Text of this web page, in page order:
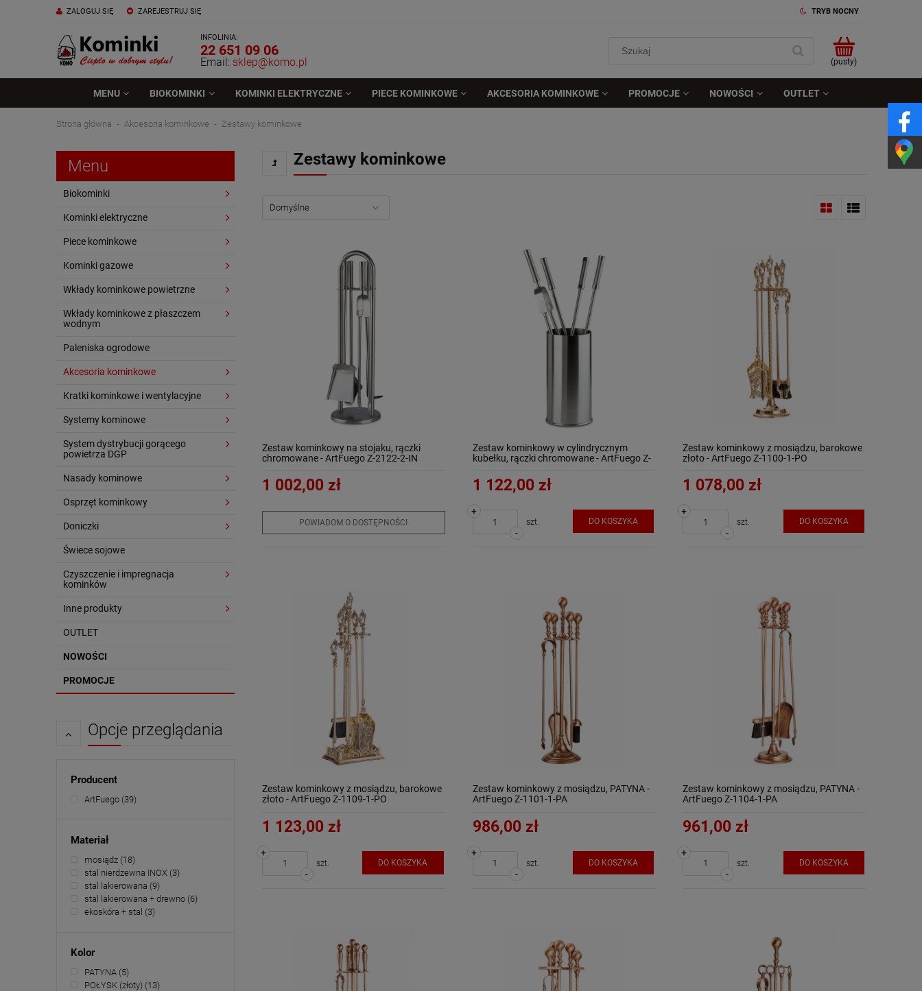
ZAREJESTRUJ SIĘ
ZALOGUJ SIĘ TRYB NOCNY
INFOLINIA:
22 651 09 06
Email: sklep@komo.pl (pusty)
MENU BIOKOMINKI KOMINKI ELEKTRYCZNE PIECE KOMINKOWE AKCESORIA KOMINKOWE PROMOCJE NOWOŚCI OUTLET
Strona główna Akcesoria kominkowe Zestawy kominkowe
Menu
Biokominki
Kominki elektryczne
Piece kominkowe
Kominki gazowe
Wkłady kominkowe powietrzne
Wkłady kominkowe z płaszczem
wodnym
Paleniska ogrodowe
Akcesoria kominkowe
Kratki kominkowe i wentylacyjne
Systemy kominowe
System dystrybucji gorącego
powietrza DGP
Nasady kominowe
Osprzęt kominkowy
Doniczki
Świece sojowe
Czyszczenie i impregnacja
kominków
Inne produkty
OUTLET
NOWOŚCI
PROMOCJE
Opcje przeglądania
Producent
ArtFuego (39)
Materiał
mosiądz (18)
stal nierdzewna INOX (3)
stal lakierowana (9)
stal lakierowana + drewno (6)
ekoskóra + stal (3)
Kolor
PATYNA (5)
POŁYSK (złoty) (13)
Zestawy kominkowe
Zestaw kominkowy na stojaku, rączki
chromowane - ArtFuego Z-2122-2-IN
1 002,00 zł
POWIADOM O DOSTĘPNOŚCI
Zestaw kominkowy w cylindrycznym
kubełku, rączki chromowane - ArtFuego Z-
1 122,00 zł
-
+
szt. DO KOSZYKA
Zestaw kominkowy z mosiądzu, barokowe
złoto - ArtFuego Z-1100-1-PO
1 078,00 zł
-
+
szt. DO KOSZYKA
Zestaw kominkowy z mosiądzu, barokowe
złoto - ArtFuego Z-1109-1-PO
1 123,00 zł
-
+
szt. DO KOSZYKA
Zestaw kominkowy z mosiądzu, PATYNA -
ArtFuego Z-1101-1-PA
986,00 zł
-
+
szt. DO KOSZYKA
Zestaw kominkowy z mosiądzu, PATYNA -
ArtFuego Z-1104-1-PA
961,00 zł
-
+
szt. DO KOSZYKA